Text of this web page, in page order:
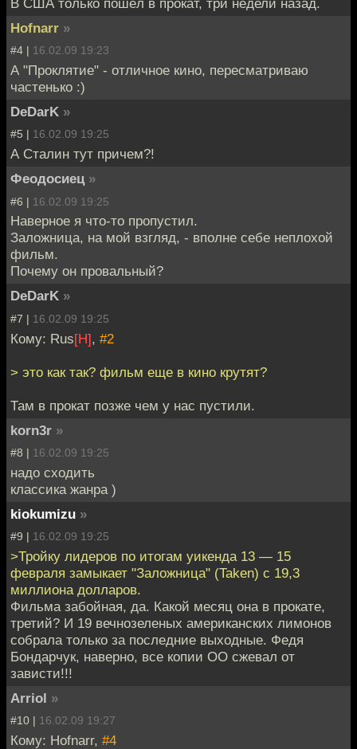
В США только пошёл в прокат, три недели назад.
Hofnarr »
#4 | 16.02.09 19:23
А "Проклятие" - отличное кино, пересматриваю
частенько :)
DeDarK »
#5 | 16.02.09 19:25
А Сталин тут причем?!
Феодосиец »
#6 | 16.02.09 19:25
Наверное я что-то пропустил.
Заложница, на мой взгляд, - вполне себе неплохой
фильм.
Почему он провальный?
DeDarK »
#7 | 16.02.09 19:25
Кому: Rus[H], #2
> это как так? фильм еще в кино крутят?
Там в прокат позже чем у нас пустили.
korn3r »
#8 | 16.02.09 19:25
надо сходить
классика жанра )
kiokumizu »
#9 | 16.02.09 19:25
>Тройку лидеров по итогам уикенда 13 — 15
февраля замыкает "Заложница" (Taken) с 19,3
миллиона долларов.
Фильма забойная, да. Какой месяц она в прокате,
третий? И 19 вечнозеленых американских лимонов
собрала только за последние выходные. Федя
Бондарчук, наверно, все копии ОО сжевал от
зависти!!!
Arriol »
#10 | 16.02.09 19:27
Кому: Hofnarr, #4